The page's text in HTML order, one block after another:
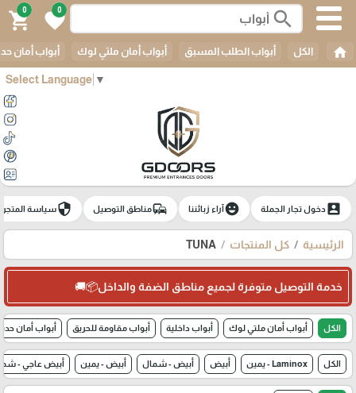
Select Language ▼
search
0
favorite
0
shopping_cart
home الكل أبواب الطلب المسبق أبواب أمان ملتي لوك أبواب أمان
account_boxدخول تجار الجملة emoji_emotionsآراء زبائننا commuteمناطق التوصيل securityسياسة المتجر
الرئيسية كل المنتجات TUNA
خدمة التوصيل متوفرة لجميع مناطق الضفة والداخل📦🚚
الكل أبواب أمان ملتي لوك أبواب داخلية أبواب مقاومة للحريق أبواب أمان
الكل Laminox - يمين أبيض أبيض - شمال أبيض - يمين أبيض عاجي -